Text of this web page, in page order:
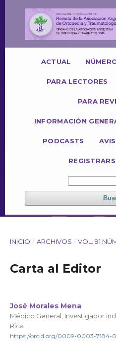
ACTUAL
PARA LECTORES
PARA
INFORMACIÓN
PODCASTS
INICIO / ARCHIVOS / VOL. 91
Carta al Editor
José Morales Mena
Médico General, Investigador
Rica
https://orcid.org/0009-0003-7184-